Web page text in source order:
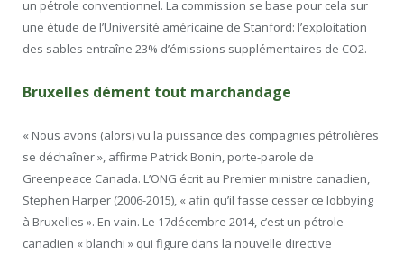
un pétrole conventionnel. La commission se base pour cela sur
une étude de l’Université américaine de Stanford: l’exploitation
des sables entraîne 23% d’émissions supplémentaires de CO2.
Bruxelles dément tout marchandage
« Nous avons (alors) vu la puissance des compagnies pétrolières
se déchaîner », affirme Patrick Bonin, porte-parole de
Greenpeace Canada. L’ONG écrit au Premier ministre canadien,
Stephen Harper (2006-2015), « afin qu’il fasse cesser ce lobbying
à Bruxelles ». En vain. Le 17décembre 2014, c’est un pétrole
canadien « blanchi » qui figure dans la nouvelle directive